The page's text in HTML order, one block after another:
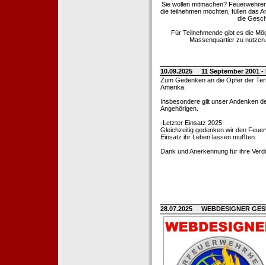
Sie wollen mitmachen?
die teilnehmen möchten, füllen das
die
Für Teilnehmende gibt es die
Massenquartier zu
10.09.2025
11 September 2001
Zum Gedenken an die Opfer der
Amerika.
Insbesondere gilt unser Andenken
Angehörigen.
-Letzter Einsatz 2025-
Gleichzeitig gedenken wir den
Einsatz ihr Leben lassen mußten.
Dank und Anerkennung für ihre
28.07.2025 WEBDESIGNER